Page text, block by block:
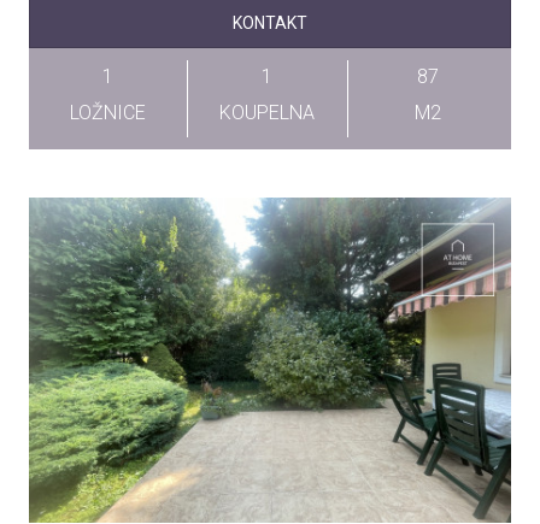
KONTAKT
1
LOŽNICE
1
KOUPELNA
87
M2